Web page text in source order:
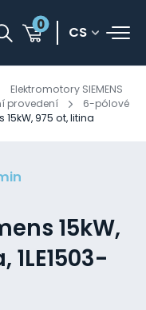
0 CS
Elektromotory SIEMENS
provedení
6-pólové
975 ot, litina
15kW,